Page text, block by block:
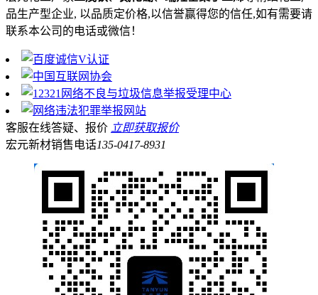
品生产型企业, 以品质定价格,以信誉赢得您的信任,如有需要请
联系本公司的电话或微信！
客服在线答疑、报价 立即获取报价
宏元新材销售电话135-0417-8931